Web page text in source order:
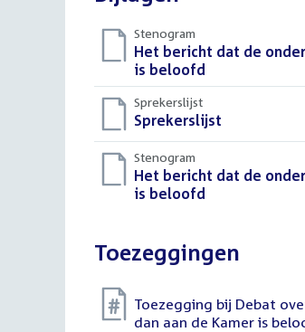
Stenogram
Download
bestand:
Het bericht dat de
is beloofd
Sprekerslijst
Download
bestand:
Sprekerslijst
Stenogram
Download
bestand:
Het bericht dat de
is beloofd
Toezeggingen
Toezegging bij Debat
dan aan de Kamer is